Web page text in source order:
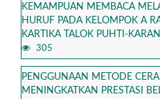
KEMAMPUAN MEMBACA
HURUF PADA KELOMPOK A
KARTIKA TALOK PUHTI-
305
PENGGUNAAN METODE
MENINGKATKAN PRESTASI